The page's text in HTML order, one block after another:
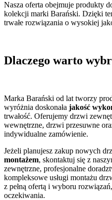
Nasza oferta obejmuje produkty
kolekcji marki Barański. Dzięki
trwałe rozwiązania o wysokiej
Dlaczego warto
Marka Barański od lat tworzy
wyróżnia doskonała jakość
trwałość. Oferujemy drzwi
wewnętrzne, drzwi przesuwne
indywidualne zamówienie.
Jeżeli planujesz zakup nowych
montażem, skontaktuj się z
zewnętrzne, profesjonalne
kompleksowe usługi montażu
z pełną ofertą i wyboru
oczekiwania.